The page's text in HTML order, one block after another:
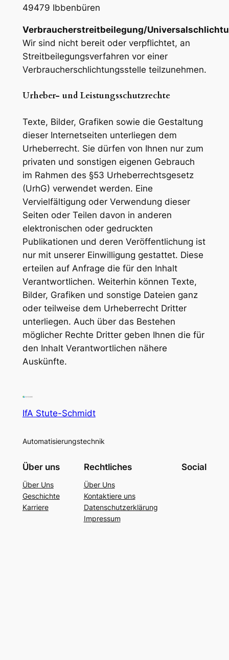
49479 Ibbenbüren
Verbraucherstreitbeilegung/
Wir sind nicht bereit oder verpflichtet, an
Streitbeilegungsverfahren vor einer
Verbraucherschlichtungsstelle teilzunehmen.
Urheber- und Leistungsschutzrechte
Texte, Bilder, Grafiken sowie die Gestaltung
dieser Internetseiten unterliegen dem
Urheberrecht. Sie dürfen von Ihnen nur zum
privaten und sonstigen eigenen Gebrauch
im Rahmen des §53 Urheberrechtsgesetz
(UrhG) verwendet werden. Eine
Vervielfältigung oder Verwendung dieser
Seiten oder Teilen davon in anderen
elektronischen oder gedruckten
Publikationen und deren Veröffentlichung ist
nur mit unserer Einwilligung gestattet. Diese
erteilen auf Anfrage die für den Inhalt
Verantwortlichen. Weiterhin können Texte,
Bilder, Grafiken und sonstige Dateien ganz
oder teilweise dem Urheberrecht Dritter
unterliegen. Auch über das Bestehen
möglicher Rechte Dritter geben Ihnen die für
den Inhalt Verantwortlichen nähere
Auskünfte.
IfA Stute-Schmidt
Automatisierungstechnik
Über uns
Über Uns
Geschichte
Karriere
Rechtliches
Über Uns
Kontaktiere uns
Datenschutzerklärung
Impressum
Social